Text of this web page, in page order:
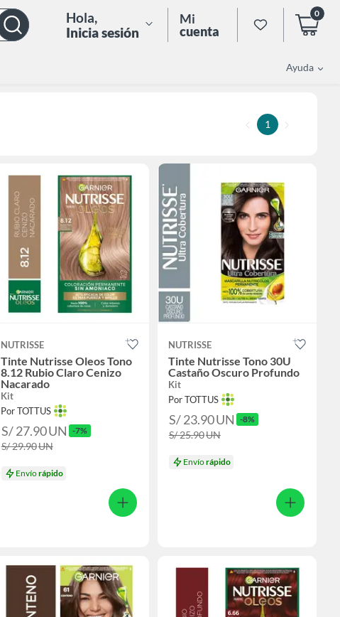
Hola,
Inicia sesión
Mi
cuenta
0
Ayuda
1
NUTRISSE
Tinte Nutrisse Oleos Tono
8.12 Rubio Claro Cenizo
Nacarado
Kit
Por TOTTUS
S/ 27.90UN -7%
S/ 29.90UN
Envíorápido
NUTRISSE
Tinte Nutrisse Tono 30U
Castaño Oscuro Profundo
Kit
Por TOTTUS
S/ 23.90UN -8%
S/ 25.90UN
Envíorápido